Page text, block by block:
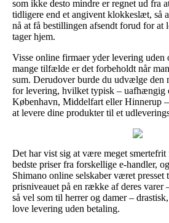
som ikke desto mindre er regnet ud fra
tidligere end et angivent klokkeslæt, så
nå at få bestillingen afsendt forud for at
tager hjem.
Visse online firmaer yder levering uden
mange tilfælde er det forbeholdt når
sum. Derudover burde du udvælge den
for levering, hvilket typisk – uafhængig
København, Middelfart eller Hinnerup
at levere dine produkter til et
Det har vist sig at være meget
bedste priser fra forskellige e-handler,
Shimano online selskaber været presset
prisniveauet på en række af deres varer
så vel som til herrer og damer –
love levering uden betaling.